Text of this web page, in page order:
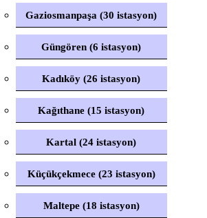
Gaziosmanpaşa (30 istasyon)
Güngören (6 istasyon)
Kadıköy (26 istasyon)
Kağıthane (15 istasyon)
Kartal (24 istasyon)
Küçükçekmece (23 istasyon)
Maltepe (18 istasyon)